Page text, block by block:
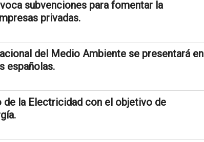
subvenciones para fomentar la
privadas.
del Medio Ambiente se presentará en
españolas.
de la Electricidad con el objetivo de